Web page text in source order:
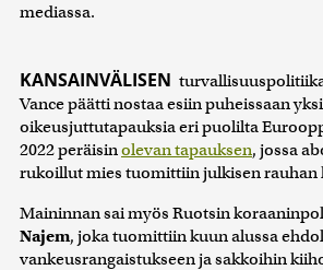
mediassa.
KANSAINVÄLISEN
Vance päätti nostaa esiin puheissaan
oikeusjuttutapauksia eri puolilta
2022 peräisinolevan tapauksen, jossa
rukoillut mies tuomittiin julkisen rauhan
Maininnan sai myös Ruotsin
Najem, joka tuomittiin kuun alussa
vankeusrangaistukseen ja sakkoihin